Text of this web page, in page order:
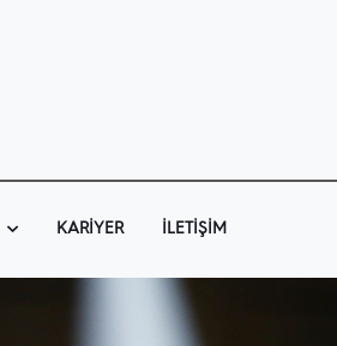
KARIYER İLETIŞIM